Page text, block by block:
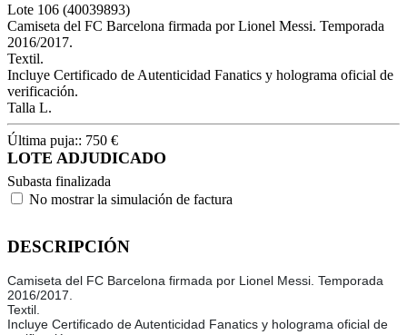
Lote 106 (40039893)
Camiseta del FC Barcelona firmada por Lionel Messi. Temporada
2016/2017.
Textil.
Incluye Certificado de Autenticidad Fanatics y holograma oficial de
verificación.
Talla L.
Última puja:: 750 €
LOTE ADJUDICADO
Subasta finalizada
No mostrar la simulación de factura
DESCRIPCIÓN
Camiseta del FC Barcelona firmada por Lionel Messi. Temporada
2016/2017.
Textil.
Incluye Certificado de Autenticidad Fanatics y holograma oficial de